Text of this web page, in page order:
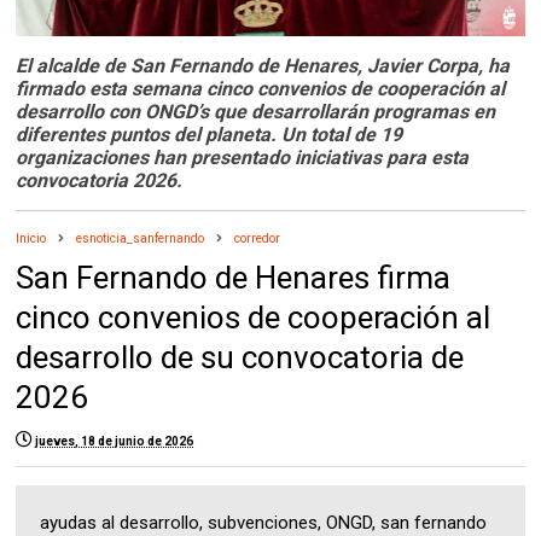
El alcalde de San Fernando de Henares, Javier Corpa, ha
firmado esta semana cinco convenios de cooperación al
desarrollo con ONGD’s que desarrollarán programas en
diferentes puntos del planeta. Un total de 19
organizaciones han presentado iniciativas para esta
convocatoria 2026.
Inicio esnoticia_sanfernando corredor
San Fernando de Henares firma
cinco convenios de cooperación al
desarrollo de su convocatoria de
2026
jueves, 18 de junio de 2026
ayudas al desarrollo, subvenciones, ONGD, san fernando